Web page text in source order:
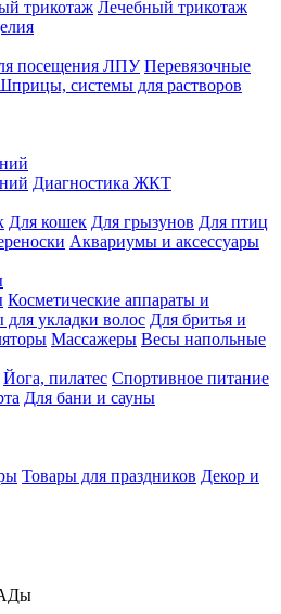
трикотаж Лечебный трикотаж
посещения ЛПУ Перевязочные
системы для растворов
Диагностика ЖКТ
Для кошек Для грызунов Для птиц
Аквариумы и аксессуары
Косметические аппараты и
укладки волос Для бритья и
Массажеры Весы напольные
Йога, пилатес Спортивное питание
Для бани и сауны
Товары для праздников Декор и